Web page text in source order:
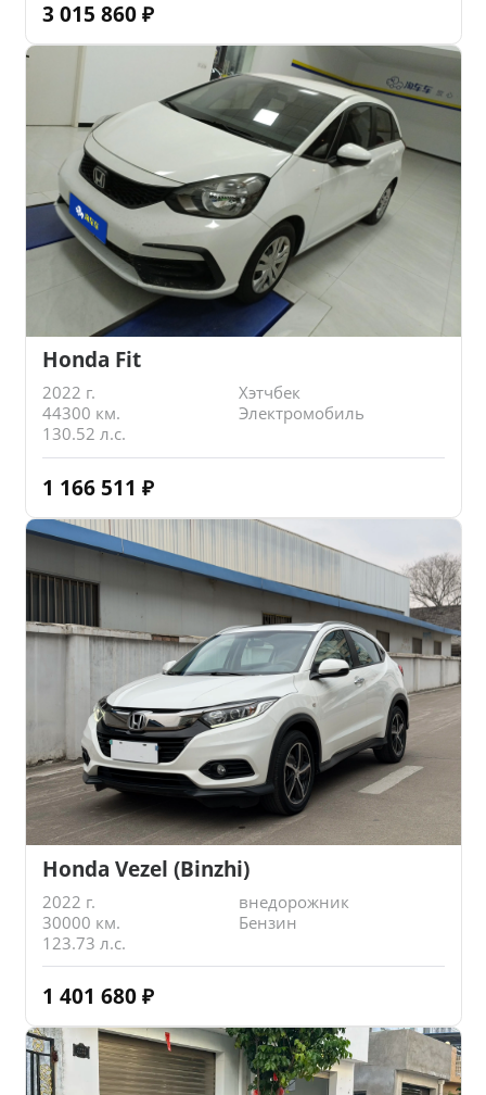
3 015 860 ₽
Honda Fit
2022 г.
Хэтчбек
44300 км.
Электромобиль
130.52 л.с.
1 166 511 ₽
Honda Vezel (Binzhi)
2022 г.
внедорожник
30000 км.
Бензин
123.73 л.с.
1 401 680 ₽